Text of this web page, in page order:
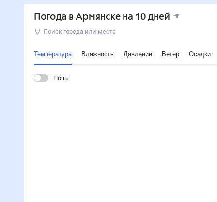
Погода в Армянске на 10 дней
Поиск города или места
Температура Влажность Давление Ветер Осадки
Ночь